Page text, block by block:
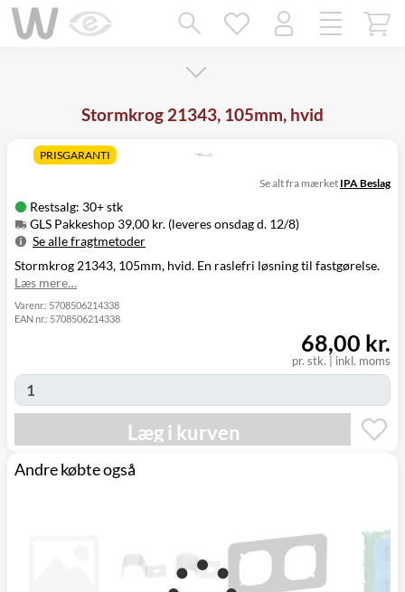
Stormkrog 21343, 105mm, hvid
PRISGARANTI
Restsalg: 30+ stk
GLS Pakkeshop 39,00 kr. (leveres onsdag d. 12/8)
Se alle fragtmetoder
Metode
Pris
Leveres
GLS Pakkeshop
GLS
Hjemmelevering
Click&Collect i
Svenstrup
(9230)
Se alt fra mærket IPA Beslag
Stormkrog 21343, 105mm, hvid. En raslefri løsning til fastgørelse.
Læs mere…
Varenr.: 5708506214338
EAN nr.: 5708506214338
pr. stk. inkl. moms
68,00 kr.
Læg i kurven
Andre købte også
Mangler chatten?
Ret samtykke!